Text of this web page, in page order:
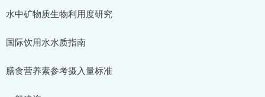
水中矿物质生物利用度研究
国际饮用水水质指南
膳食营养素参考摄入量标准